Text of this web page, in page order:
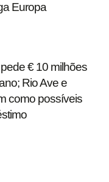
Europa
€ 10 milhões
Rio Ave e
como possíveis